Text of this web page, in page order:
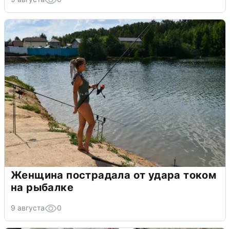
Женщина пострадала от удара током
на рыбалке
9 августа 0